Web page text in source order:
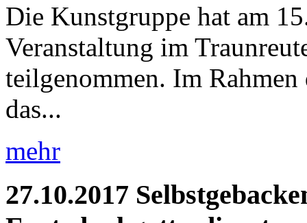
Die Kunstgruppe hat am
Veranstaltung im
teilgenommen. Im
das...
mehr
27.10.2017